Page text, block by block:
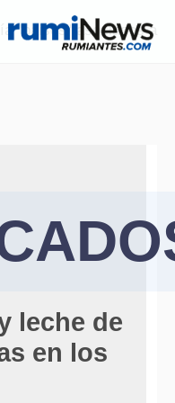
"paises" asociados a
leche de
en los